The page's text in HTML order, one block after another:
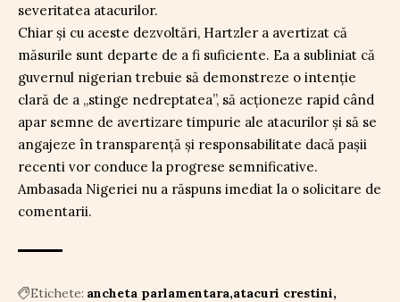
severitatea atacurilor.
Chiar și cu aceste dezvoltări, Hartzler a avertizat că
măsurile sunt departe de a fi suficiente. Ea a subliniat că
guvernul nigerian trebuie să demonstreze o intenție
clară de a „stinge nedreptatea”, să acționeze rapid când
apar semne de avertizare timpurie ale atacurilor și să se
angajeze în transparență și responsabilitate dacă pașii
recenti vor conduce la progrese semnificative.
Ambasada Nigeriei nu a răspuns imediat la o solicitare de
comentarii.
Etichete: ancheta parlamentara atacuri crestini